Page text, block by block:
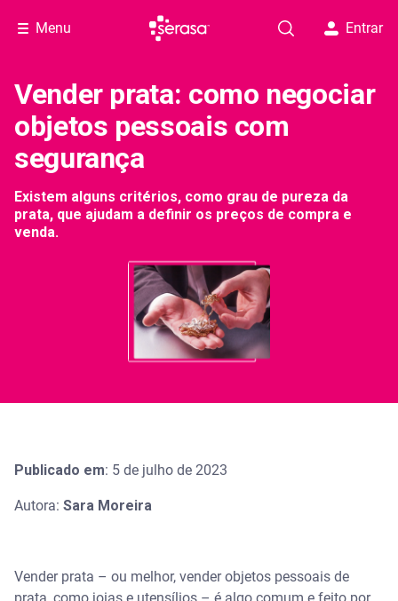
Menu Entrar
Vender prata: como negociar
objetos pessoais com
segurança
Existem alguns critérios, como grau de pureza da
prata, que ajudam a definir os preços de compra e
venda.
Publicado em: 5 de julho de 2023
Autora: Sara Moreira
Vender prata – ou melhor, vender objetos pessoais de